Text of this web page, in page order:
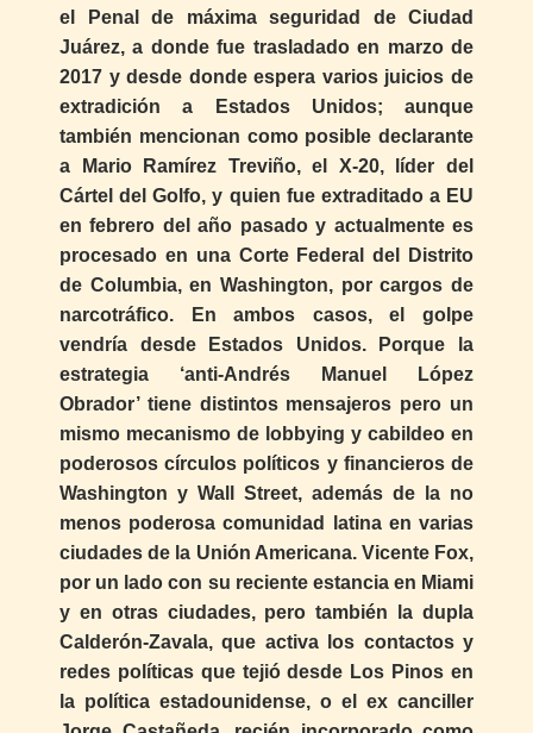
el Penal de máxima seguridad de Ciudad
Juárez, a donde fue trasladado en marzo de
2017 y desde donde espera varios juicios de
extradición a Estados Unidos; aunque
también mencionan como posible declarante
a Mario Ramírez Treviño, el X-20, líder del
Cártel del Golfo, y quien fue extraditado a EU
en febrero del año pasado y actualmente es
procesado en una Corte Federal del Distrito
de Columbia, en Washington, por cargos de
narcotráfico. En ambos casos, el golpe
vendría desde Estados Unidos. Porque la
estrategia ‘anti-Andrés Manuel López
Obrador’ tiene distintos mensajeros pero un
mismo mecanismo de lobbying y cabildeo en
poderosos círculos políticos y financieros de
Washington y Wall Street, además de la no
menos poderosa comunidad latina en varias
ciudades de la Unión Americana. Vicente Fox,
por un lado con su reciente estancia en Miami
y en otras ciudades, pero también la dupla
Calderón-Zavala, que activa los contactos y
redes políticas que tejió desde Los Pinos en
la política estadounidense, o el ex canciller